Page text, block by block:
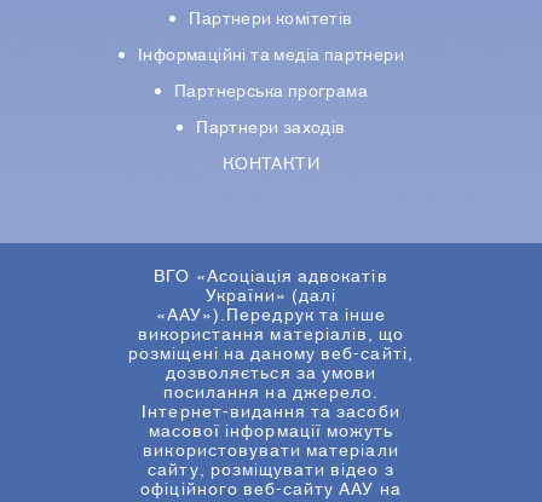
Партнери комiтетiв
Iнформацiйнi та медіа партнери
Партнерська програма
Партнери заходів
КОНТАКТИ
ВГО «Асоціація адвокатів
України» (далі
«ААУ»).Передрук та інше
використання матеріалів, що
розміщені на даному веб-сайті,
дозволяється за умови
посилання на джерело.
Інтернет-видання та засоби
масової інформації можуть
використовувати матеріали
сайту, розміщувати відео з
офіційного веб-сайту ААУ на